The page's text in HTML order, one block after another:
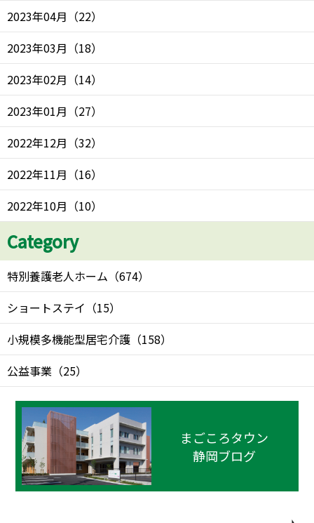
2023年04月 （22）
2023年03月 （18）
2023年02月 （14）
2023年01月 （27）
2022年12月 （32）
2022年11月 （16）
2022年10月 （10）
Category
特別養護老人ホーム （674）
ショートステイ （15）
小規模多機能型居宅介護 （158）
公益事業 （25）
まごころタウン
静岡ブログ